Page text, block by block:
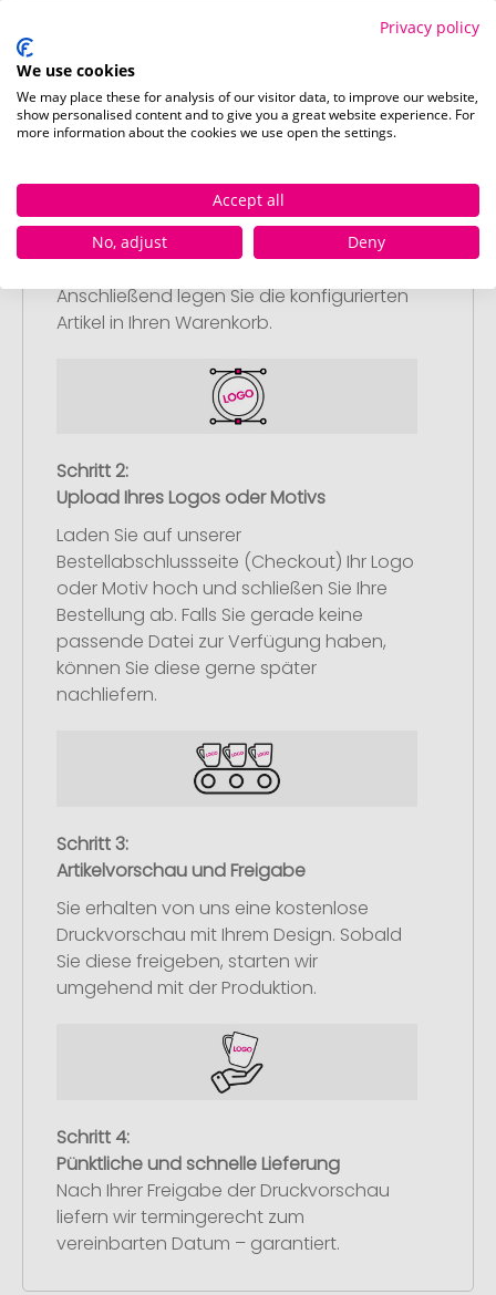
Artikelkonfiguration
Wählen Sie Ihre gewünschten
Werbeartikel aus und passen Sie diese
Anschließend legen Sie die konfigurierten
Artikel in Ihren Warenkorb.
Schritt 2:
Upload Ihres Logos oder Motivs
Laden Sie auf unserer
Bestellabschlussseite (Checkout) Ihr Logo
oder Motiv hoch und schließen Sie Ihre
Bestellung ab. Falls Sie gerade keine
passende Datei zur Verfügung haben,
können Sie diese gerne später
nachliefern.
Schritt 3:
Artikelvorschau und Freigabe
Sie erhalten von uns eine kostenlose
Druckvorschau mit Ihrem Design. Sobald
Sie diese freigeben, starten wir
umgehend mit der Produktion.
Schritt 4:
Pünktliche und schnelle Lieferung
Nach Ihrer Freigabe der Druckvorschau
liefern wir termingerecht zum
vereinbarten Datum – garantiert.
Privacy policy
We use cookies
We may place these for analysis of our visitor data, to improve our website,
show personalised content and to give you a great website experience. For
more information about the cookies we use open the settings.
Accept all
No, adjust
Deny